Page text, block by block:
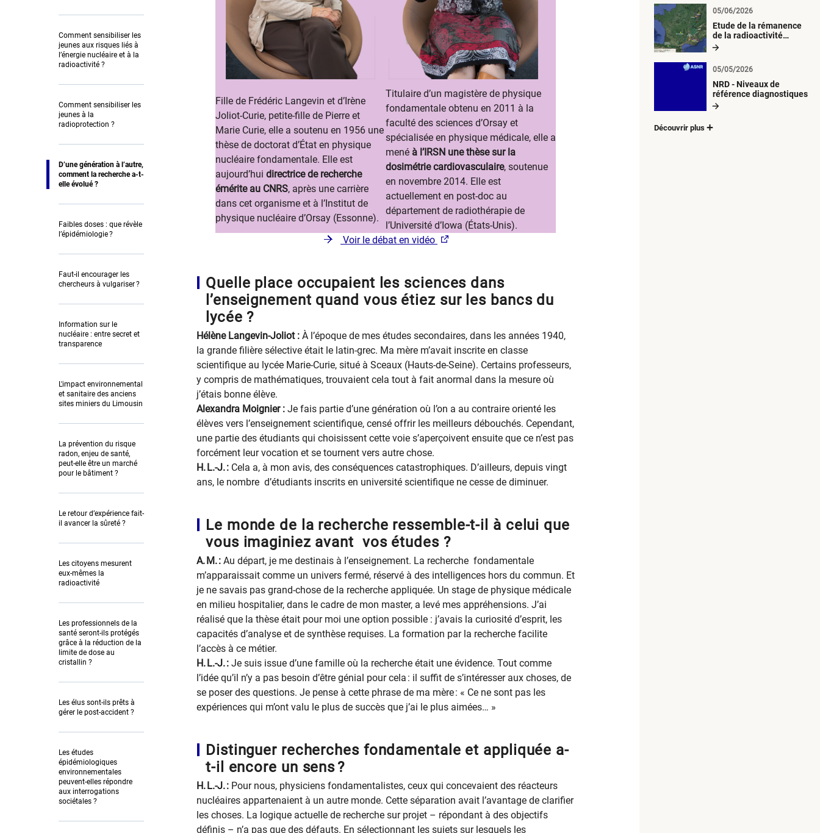
Comment sensibiliser les
jeunes aux risques liés à
l’énergie nucléaire et à la
radioactivité ?
Comment sensibiliser les
jeunes à la
radioprotection ?
D’une génération à l’autre,
comment la recherche a-t-
elle évolué ?
Faibles doses : que révèle
l’épidémiologie ?
Faut-il encourager les
chercheurs à vulgariser ?
Information sur le
nucléaire : entre secret et
transparence
L'impact environnemental
et sanitaire des anciens
sites miniers du Limousin
La prévention du risque
radon, enjeu de santé,
peut-elle être un marché
pour le bâtiment ?
Le retour d’expérience fait-
il avancer la sûreté ?
Les citoyens mesurent
eux-mêmes la
radioactivité
Les professionnels de la
santé seront-ils protégés
grâce à la réduction de la
limite de dose au
cristallin ?
Les élus sont-ils prêts à
gérer le post-accident ?
Les études
épidémiologiques
environnementales
peuvent-elles répondre
aux interrogations
sociétales ?
Fille de Frédéric Langevin et d’Irène
Joliot-Curie, petite-fille de Pierre et
Marie Curie, elle a soutenu en 1956 une
thèse de doctorat d’État en physique
nucléaire fondamentale. Elle est
aujourd’hui directrice de recherche
émérite au CNRS, après une carrière
dans cet organisme et à l’Institut de
physique nucléaire d’Orsay (Essonne).
Titulaire d’un magistère de physique
fondamentale obtenu en 2011 à la
faculté des sciences d’Orsay et
spécialisée en physique médicale, elle a
mené à l’IRSN une thèse sur la
dosimétrie cardiovasculaire, soutenue
en novembre 2014. Elle est
actuellement en post-doc au
département de radiothérapie de
l’Université d’Iowa (États-Unis).
Voir le débat en vidéo
Quelle place occupaient les sciences dans
l’enseignement quand vous étiez sur les bancs du
lycée ?
Hélène Langevin-Joliot : À l’époque de mes études secondaires, dans les années 1940,
la grande filière sélective était le latin-grec. Ma mère m’avait inscrite en classe
scientifique au lycée Marie-Curie, situé à Sceaux (Hauts-de-Seine). Certains professeurs,
y compris de mathématiques, trouvaient cela tout à fait anormal dans la mesure où
j’étais bonne élève.
Alexandra Moignier : Je fais partie d’une génération où l’on a au contraire orienté les
élèves vers l’enseignement scientifique, censé offrir les meilleurs débouchés. Cependant,
une partie des étudiants qui choisissent cette voie s’aperçoivent ensuite que ce n’est pas
forcément leur vocation et se tournent vers autre chose.
H. L.-J. : Cela a, à mon avis, des conséquences catastrophiques. D’ailleurs, depuis vingt
ans, le nombre d’étudiants inscrits en université scientifique ne cesse de diminuer.
Le monde de la recherche ressemble-t-il à celui que
vous imaginiez avant vos études ?
A. M. : Au départ, je me destinais à l’enseignement. La recherche fondamentale
m’apparaissait comme un univers fermé, réservé à des intelligences hors du commun. Et
je ne savais pas grand-chose de la recherche appliquée. Un stage de physique médicale
en milieu hospitalier, dans le cadre de mon master, a levé mes appréhensions. J’ai
réalisé que la thèse était pour moi une option possible : j’avais la curiosité d’esprit, les
capacités d’analyse et de synthèse requises. La formation par la recherche facilite
l’accès à ce métier.
H. L.-J. : Je suis issue d’une famille où la recherche était une évidence. Tout comme
l’idée qu’il n’y a pas besoin d’être génial pour cela : il suffit de s’intéresser aux choses, de
se poser des questions. Je pense à cette phrase de ma mère : « Ce ne sont pas les
expériences qui m’ont valu le plus de succès que j’ai le plus aimées… »
Distinguer recherches fondamentale et appliquée a-
t-il encore un sens ?
H. L.-J. : Pour nous, physiciens fondamentalistes, ceux qui concevaient des réacteurs
nucléaires appartenaient à un autre monde. Cette séparation avait l’avantage de clarifier
les choses. La logique actuelle de recherche sur projet – répondant à des objectifs
définis – n’a pas que des défauts. En sélectionnant les sujets sur lesquels les
atmosphériques
radioactives depuis 1945
Etude de la rémanence
de la radioactivité
d’origine artificielle
05/06/2026
NRD - Niveaux de
référence diagnostiques
05/05/2026
Découvrir plus